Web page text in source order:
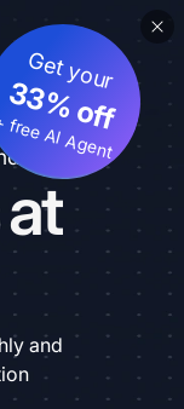
Get your
33% off
AI Agent
and